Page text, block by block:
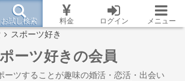
お試し検索 料金 ログイン メニュー
スポーツ好き
ーツ好きの会員
ーツすることが趣味の婚活・恋活・出会い